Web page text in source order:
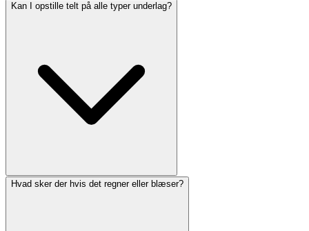
Kan I opstille telt på alle typer underlag?
Hvad sker der hvis det regner eller blæser?